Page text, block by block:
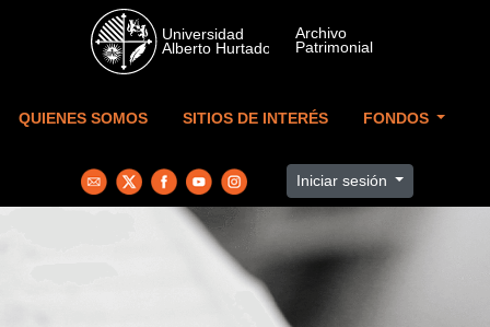
Skip to main content
QUIENES SOMOS SITIOS DE INTERÉS FONDOS
Iniciar sesión